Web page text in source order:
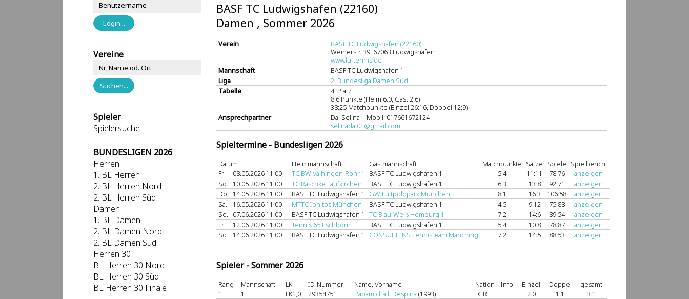
Vereine
Spieler
Spielersuche
BUNDESLIGEN 2026
Herren
1. BL Herren
2. BL Herren Nord
2. BL Herren Süd
Damen
1. BL Damen
2. BL Damen Nord
2. BL Damen Süd
Herren 30
BL Herren 30 Nord
BL Herren 30 Süd
BL Herren 30 Finale
BASF TC Ludwigshafen (22160)
Damen , Sommer 2026
Verein
BASF TC Ludwigshafen (22160)
Weiherstr. 39, 67063 Ludwigshafen
www.lu-tennis.de
Mannschaft
BASF TC Ludwigshafen 1
Liga
2. Bundesliga Damen Süd
Tabelle
4. Platz
8:6 Punkte (Heim 6:0, Gast 2:6)
38:25 Matchpunkte (Einzel 26:16, Doppel 12:9)
Ansprechpartner
Dal Selina - Mobil: 017661672124
selinadal01@gmail.com
Spieltermine - Bundesligen 2026
Datum Heimmannschaft Gastmannschaft Matchpunkte Sätze Spiele Spielbericht
Fr.
08.05.2026 11:00 TC BW Vaihingen-Rohr 1 BASF TC Ludwigshafen 1 5:4 11:11 78:76
anzeigen
So.
10.05.2026 11:00 TC Raschke Taufkirchen BASF TC Ludwigshafen 1 6:3 13:8 92:71
anzeigen
Do. 14.05.2026 11:00 BASF TC Ludwigshafen 1 GW Luitpoldpark München 8:1 16:3 106:58
anzeigen
Sa.
16.05.2026 11:00 MTTC Iphitos München BASF TC Ludwigshafen 1 4:5 9:12 75:88
anzeigen
So.
07.06.2026 11:00 BASF TC Ludwigshafen 1 TC Blau-Weiß Homburg 1 7:2 14:6 89:54
anzeigen
Fr.
12.06.2026 11:00 Tennis 65 Eschborn BASF TC Ludwigshafen 1 5:4 10:8 78:87
anzeigen
So.
14.06.2026 11:00 BASF TC Ludwigshafen 1 CONSULTENS Tennisteam Manching 7:2 14:5 88:53 anzeigen
Spieler - Sommer 2026
Rang Mannschaft LK ID-Nummer Name, Vorname Nation Info Einzel Doppel
gesamt
1
1 LK1,0 29354751 Papamichail, Despina (1993) GRE 2:0 1:1
3:1